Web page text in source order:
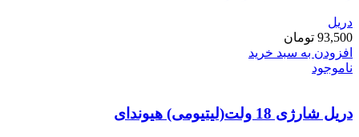
دریل
93,500 تومان
افزودن به سبد خرید
ناموجود
دریل شارژی 18 ولت(لیتیومی) هیوندای